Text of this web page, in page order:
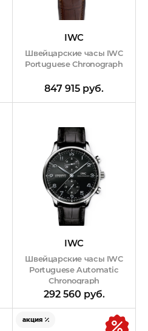
IWC
Швейцарские часы IWC
Portuguese Chronograph
847 915 руб.
IWC
Швейцарские часы IWC
Portuguese Automatic
Chronograph
292 560 руб.
акция